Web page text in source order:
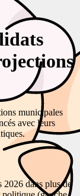
municipales
avec leurs
2026 dans plus de